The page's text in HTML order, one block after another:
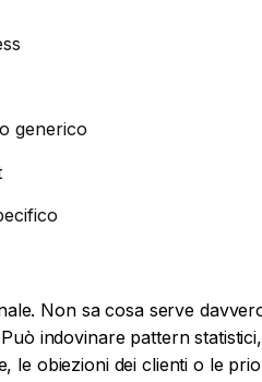
generico
Non sa cosa serve
indovinare pattern
le obiezioni dei clienti o le